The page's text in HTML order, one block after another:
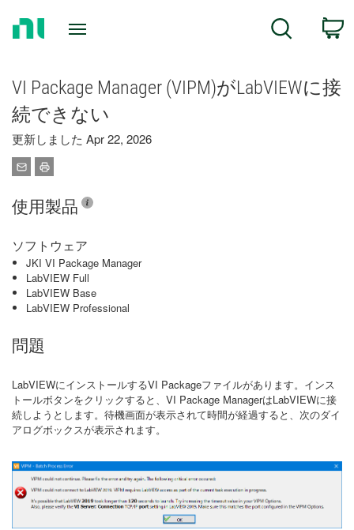
Search
VI Package Manager (VIPM)がLabVIEWに接
続できない
更新しました Apr 22, 2026
使用製品
ソフトウェア
JKI VI Package Manager
LabVIEW Full
LabVIEW Base
LabVIEW Professional
問題
LabVIEWにインストールするVI Packageファイルがあります。インス
トールボタンをクリックすると、VI Package ManagerはLabVIEWに接
続しようとします。待機画面が表示されて時間が経過すると、次のダイ
アログボックスが表示されます。